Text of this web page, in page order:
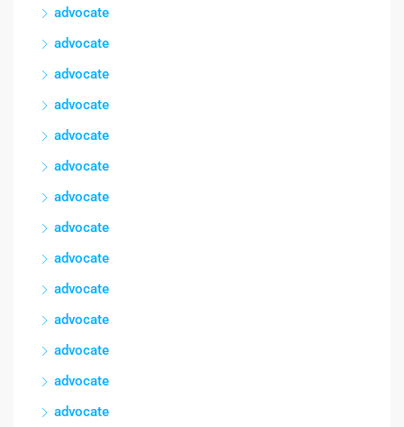
advocate
advocate
advocate
advocate
advocate
advocate
advocate
advocate
advocate
advocate
advocate
advocate
advocate
advocate